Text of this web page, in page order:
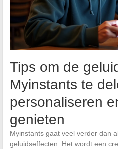
Tips om de
Myinstants te
personaliseren
genieten
Myinstants gaat veel verder dan
geluidseffecten. Het wordt een